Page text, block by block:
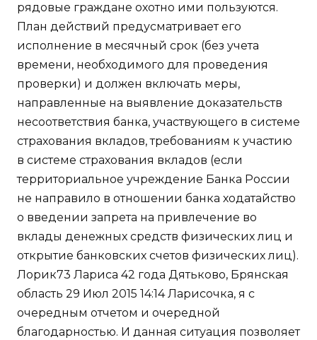
рядовые граждане охотно ими пользуются.
План действий предусматривает его
исполнение в месячный срок (без учета
времени, необходимого для проведения
проверки) и должен включать меры,
направленные на выявление доказательств
несоответствия банка, участвующего в системе
страхования вкладов, требованиям к участию
в системе страхования вкладов (если
территориальное учреждение Банка России
не направило в отношении банка ходатайство
о введении запрета на привлечение во
вклады денежных средств физических лиц и
открытие банковских счетов физических лиц).
Лорик73 Лариса 42 года Дятьково, Брянская
область 29 Июл 2015 14:14 Ларисочка, я с
очередным отчетом и очередной
благодарностью. И данная ситуация позволяет